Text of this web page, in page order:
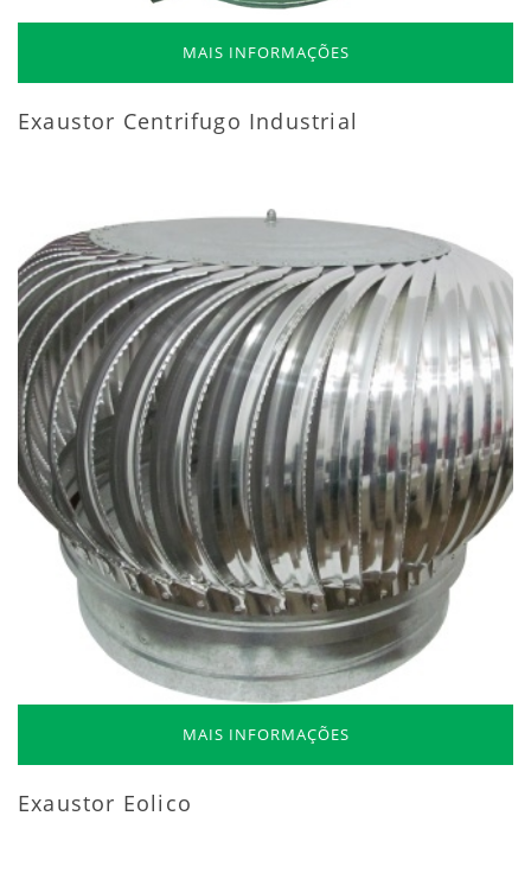
MAIS INFORMAÇÕES
Exaustor Centrifugo Industrial
MAIS INFORMAÇÕES
Exaustor Eolico